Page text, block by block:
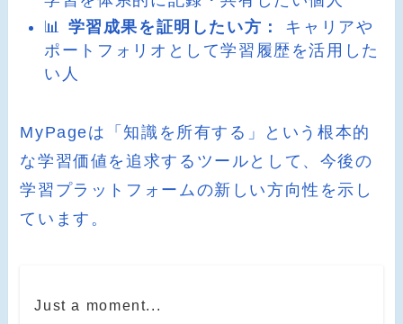
📊 学習成果を証明したい方：
キャリアや
ポートフォリオとして学習履歴を活用した
い人
MyPageは「知識を所有する」という根本的
な学習価値を追求するツールとして、今後の
学習プラットフォームの新しい方向性を示し
ています。
Just a moment...